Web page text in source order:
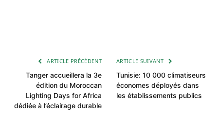
ARTICLE PRÉCÉDENT
Tanger accueillera la 3e
édition du Moroccan
Lighting Days for Africa
dédiée à l’éclairage durable
ARTICLE SUIVANT
Tunisie: 10 000 climatiseurs
économes déployés dans
les établissements publics